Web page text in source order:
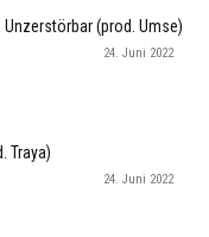
(prod. Umse)
24. Juni 2022
Traya)
24. Juni 2022